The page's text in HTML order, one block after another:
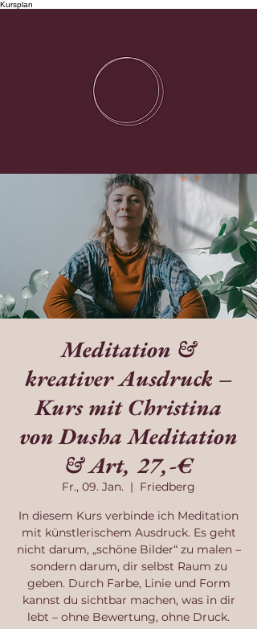
Kursplan
Meditation &
kreativer Ausdruck –
Kurs mit Christina
von Dusha Meditation
& Art, 27,-€
Fr., 09. Jan.
  |
Friedberg
In diesem Kurs verbinde ich Meditation
mit künstlerischem Ausdruck. Es geht
nicht darum, „schöne Bilder“ zu malen –
sondern darum, dir selbst Raum zu
geben. Durch Farbe, Linie und Form
kannst du sichtbar machen, was in dir
lebt – ohne Bewertung, ohne Druck.